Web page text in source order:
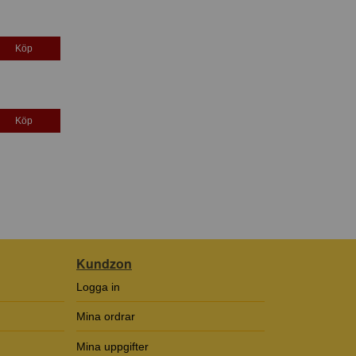
Köp
Köp
Kundzon
Logga in
Mina ordrar
Mina uppgifter